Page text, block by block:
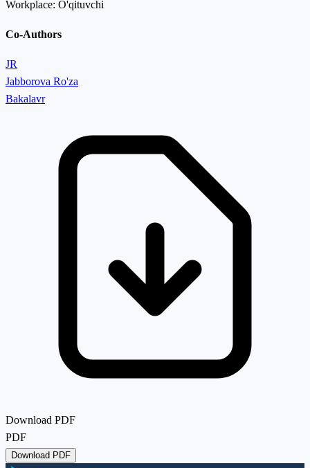
Workplace: O'qituvchi
Co-Authors
JR
Jabborova Ro'za
Bakalavr
Download PDF
PDF
Download PDF